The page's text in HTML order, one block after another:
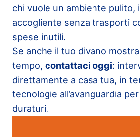
chi vuole un ambiente pulito,
accogliente senza trasporti
spese inutili.
Se anche il tuo divano
tempo, contattaci oggi:
direttamente a casa tua, in
tecnologie all’avanguardia
duraturi.